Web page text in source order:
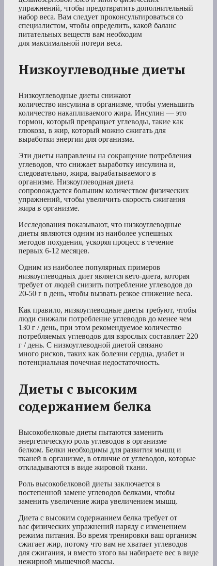
упражнений, чтобы предотвратить дополнительный
набор веса. Вам следует проконсультироваться со
специалистом, чтобы определить, какой баланс
питательных веществ вам необходим
для максимальной потери веса.
Низкоуглеводные диеты
Низкоуглеводные диеты снижают
количество инсулина в организме, чтобы уменьшить
количество накапливаемого жира. Инсулин — это
гормон, который превращает углеводы, такие как
глюкоза, в жир, который можно сжигать для
выработки энергии для организма.
Эти диеты направлены на сокращение потребления
углеводов, что снижает выработку инсулина и,
следовательно, жира, вырабатываемого в
организме. Низкоуглеводная диета
сопровождается большим количеством физических
упражнений, чтобы увеличить скорость сжигания
жира в организме.
Исследования показывают, что низкоуглеводные
диеты являются одним из наиболее успешных
методов похудения, ускоряя процесс в течение
первых 6-12 месяцев.
Одним из наиболее популярных примеров
низкоуглеводных диет является кето-диета, которая
требует от людей снизить потребление углеводов до
20-50 г в день, чтобы вызвать резкое снижение веса.
Как правило, низкоуглеводные диеты требуют, чтобы
люди снижали потребление углеводов до менее чем
130 г / день, при этом рекомендуемое количество
потребляемых углеводов для взрослых составляет 220
г / день. С низкоуглеводной диетой связано
много рисков, таких как болезни сердца, диабет и
потенциальная почечная недостаточность.
Диеты с высоким
содержанием белка
Высокобелковые диеты пытаются заменить
энергетическую роль углеводов в организме
белком. Белки необходимы для развития мышц и
тканей в организме, в отличие от углеводов, которые
откладываются в виде жировой ткани.
Роль высокобелковой диеты заключается в
постепенной замене углеводов белками, чтобы
заменить увеличение жира увеличением мышц.
Диета с высоким содержанием белка требует от
вас физических упражнений наряду с изменением
режима питания. Во время тренировки ваш организм
сжигает жир, потому что вам не хватает углеводов
для сжигания, и вместо этого вы набираете вес в виде
нежирной мышечной массы.